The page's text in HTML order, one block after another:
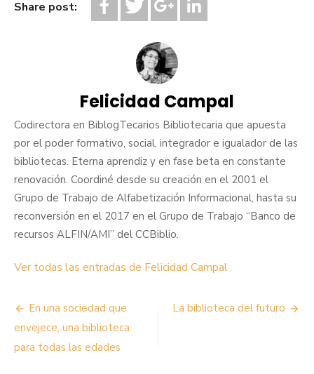
Share post:
Felicidad Campal
Codirectora en BiblogTecarios Bibliotecaria que apuesta
por el poder formativo, social, integrador e igualador de las
bibliotecas. Eterna aprendiz y en fase beta en constante
renovación. Coordiné desde su creación en el 2001 el
Grupo de Trabajo de Alfabetización Informacional, hasta su
reconversión en el 2017 en el Grupo de Trabajo “Banco de
recursos ALFIN/AMI” del CCBiblio.
Ver todas las entradas de Felicidad Campal
Navegación
de
entradas
En una sociedad que
envejece, una biblioteca
para todas las edades
La biblioteca del futuro